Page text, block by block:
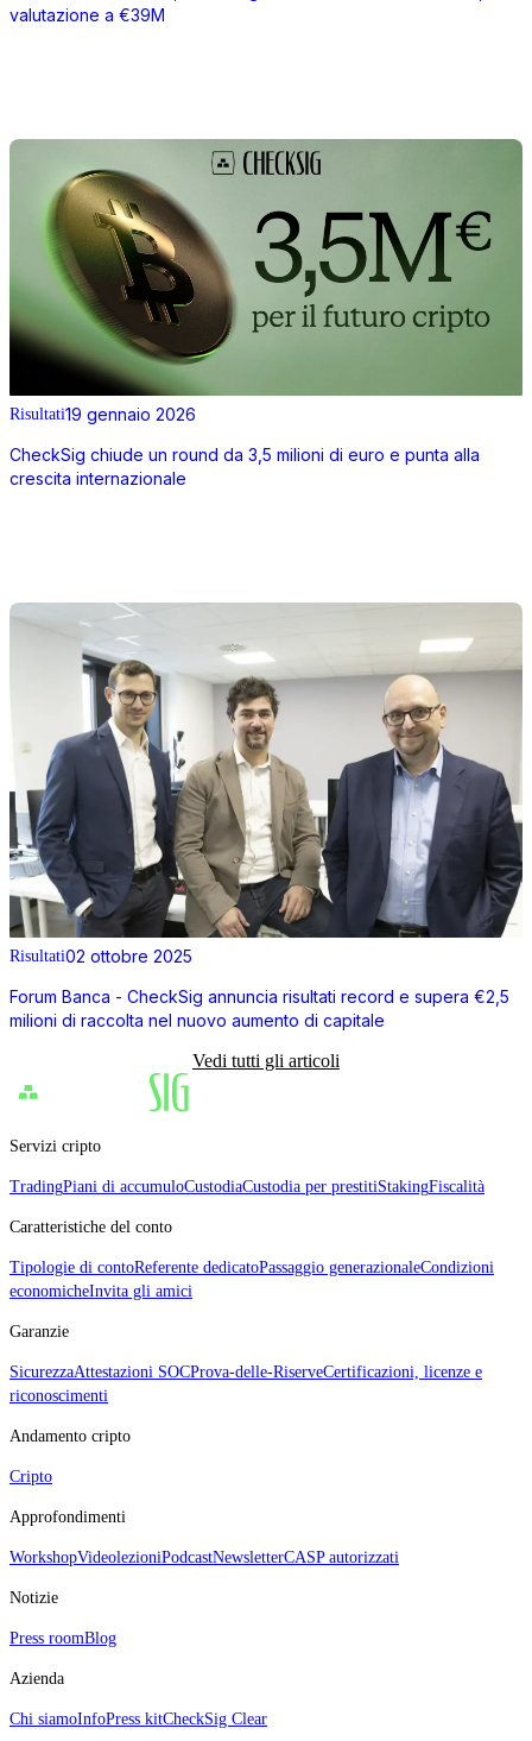
valutazione a €39M
Risultati19 gennaio 2026
CheckSig chiude un round da 3,5 milioni di euro e punta alla
crescita internazionale
Risultati02 ottobre 2025
Forum Banca - CheckSig annuncia risultati record e supera €2,5
milioni di raccolta nel nuovo aumento di capitale
Vedi tutti gli articoli
Servizi cripto
TradingPiani di accumuloCustodiaCustodia per prestitiStakingFiscalità
Caratteristiche del conto
Tipologie di contoReferente dedicatoPassaggio generazionaleCondizioni
economicheInvita gli amici
Garanzie
SicurezzaAttestazioni SOCProva‑delle‑RiserveCertificazioni, licenze e
riconoscimenti
Andamento cripto
Cripto
Approfondimenti
WorkshopVideolezioniPodcastNewsletterCASP autorizzati
Notizie
Press roomBlog
Azienda
Chi siamoInfoPress kitCheckSig Clear